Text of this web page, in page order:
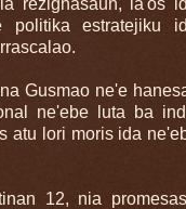
politika estratejiku
Gusmao ne'e
ne'ebe luta ba
atu lori moris ida
12, nia